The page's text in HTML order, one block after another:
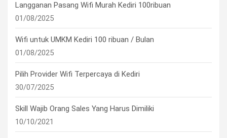
Langganan Pasang Wifi Murah Kediri 100ribuan
01/08/2025
Wifi untuk UMKM Kediri 100 ribuan / Bulan
01/08/2025
Pilih Provider Wifi Terpercaya di Kediri
30/07/2025
Skill Wajib Orang Sales Yang Harus Dimiliki
10/10/2021